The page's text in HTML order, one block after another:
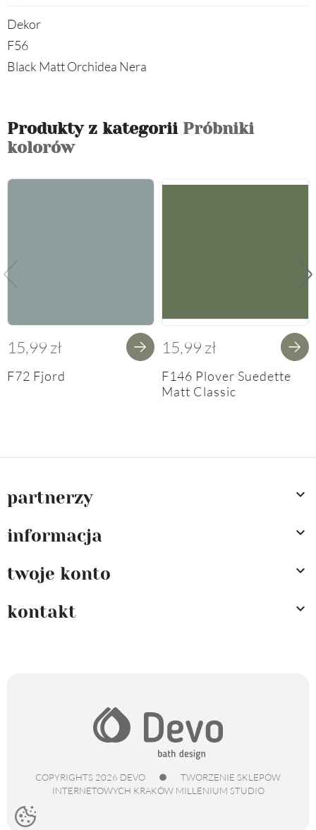
Dekor
F56
Black Matt Orchidea Nera
Produkty z kategorii Próbniki
kolorów
15,99 zł
F72 Fjord
15,99 zł
F146 Plover Suedette
Matt Classic
partnerzy 
informacja 
twoje konto 
kontakt 
COPYRIGHTS 2026 DEVO ●
TWORZENIE SKLEPÓW
INTERNETOWYCH KRAKÓW MILLENIUM STUDIO